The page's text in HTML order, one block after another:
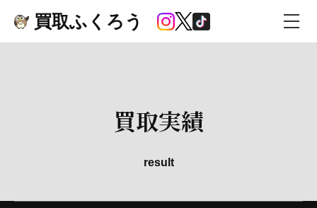
買取ふくろう
買取実績
result